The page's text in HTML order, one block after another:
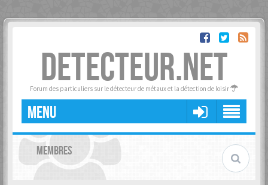
DETECTEUR.NET
Forum des particuliers sur le détecteur de métaux et la détection de loisir
MENU
MEMBRES